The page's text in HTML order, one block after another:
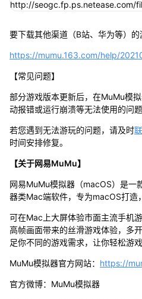
要下载其他渠道（B站、华为等）的
https://mumu.163.com/help/
【常见问题】
部分游戏版本更新后，在MuMu模
动报错或运行崩溃等无法使用的问题
若您遇到无法游玩的问题，请及时
时间安排修复。
【关于网易MuMu】
网易MuMu模拟器（macOS）是一
器类Mac端软件，专为macOS打造
可在Mac上大屏体验市面主流手机
高帧画面带来的丝滑游戏体验，多
足你不同的游戏需求，让你轻松游戏
MuMu模拟器官方网站： https://
官方微博：MuMu模拟器